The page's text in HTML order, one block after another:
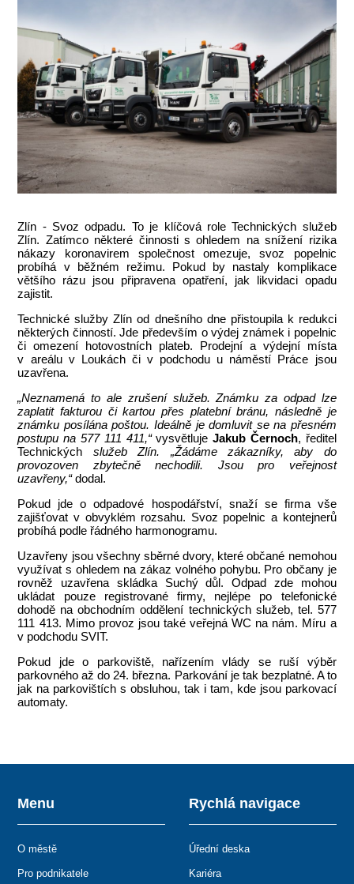
Zlín - Svoz odpadu. To je klíčová role Technických služeb
Zlín. Zatímco některé činnosti s ohledem na snížení rizika
nákazy koronavirem společnost omezuje, svoz popelnic
probíhá v běžném režimu. Pokud by nastaly komplikace
většího rázu jsou připravena opatření, jak likvidaci opadu
zajistit.
Technické služby Zlín od dnešního dne přistoupila k redukci
některých činností. Jde především o výdej známek i popelnic
či omezení hotovostních plateb. Prodejní a výdejní místa
v areálu v Loukách či v podchodu u náměstí Práce jsou
uzavřena.
„Neznamená to ale zrušení služeb. Známku za odpad lze
zaplatit fakturou či kartou přes platební bránu, následně je
známku posílána poštou. Ideálně je domluvit se na přesném
postupu na 577 111 411,“vysvětlujeJakub Černoch, ředitel
Technických služeb Zlín. „Žádáme zákazníky, aby do
provozoven zbytečně nechodili. Jsou pro veřejnost
uzavřeny,“dodal.
Pokud jde o odpadové hospodářství, snaží se firma vše
zajišťovat v obvyklém rozsahu. Svoz popelnic a kontejnerů
probíhá podle řádného harmonogramu.
Uzavřeny jsou všechny sběrné dvory, které občané nemohou
využívat s ohledem na zákaz volného pohybu. Pro občany je
rovněž uzavřena skládka Suchý důl. Odpad zde mohou
ukládat pouze registrované firmy, nejlépe po telefonické
dohodě na obchodním oddělení technických služeb, tel. 577
111 413. Mimo provoz jsou také veřejná WC na nám. Míru a
v podchodu SVIT.
Pokud jde o parkoviště, nařízením vlády se ruší výběr
parkovného až do 24. března. Parkování je tak bezplatné. A to
jak na parkovištích s obsluhou, tak i tam, kde jsou parkovací
automaty.
Menu
O městě
Pro podnikatele
Rychlá navigace
Úřední deska
Kariéra